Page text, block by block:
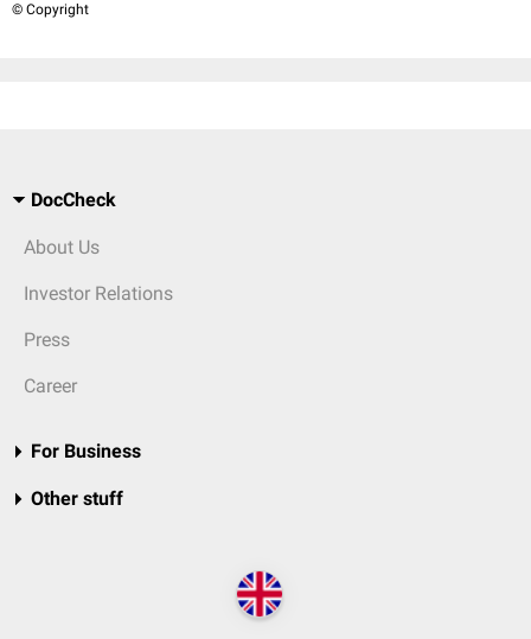
© Copyright
DocCheck
About Us
Investor Relations
Press
Career
For Business
Other stuff